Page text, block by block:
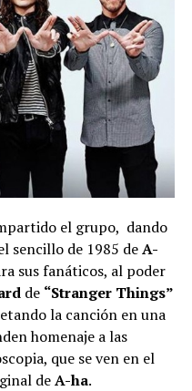
el grupo, dando
sencillo de 1985 deA-
sus fanáticos, al poder
de “Stranger Things”
la canción en una
homenaje a las
que se ven en el
deA-ha.